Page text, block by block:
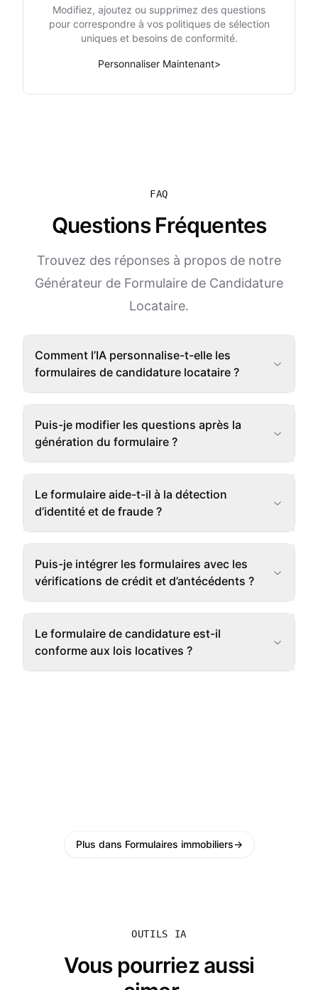
Modifiez, ajoutez ou supprimez des questions
pour correspondre à vos politiques de sélection
uniques et besoins de conformité.
Personnaliser Maintenant>
FAQ
Questions Fréquentes
Trouvez des réponses à propos de notre
Générateur de Formulaire de Candidature
Locataire.
Comment l’IA personnalise-t-elle les
formulaires de candidature locataire ?
Puis-je modifier les questions après la
génération du formulaire ?
Le formulaire aide-t-il à la détection
d’identité et de fraude ?
Puis-je intégrer les formulaires avec les
vérifications de crédit et d’antécédents ?
Le formulaire de candidature est-il
conforme aux lois locatives ?
Plus dans Formulaires immobiliers→
OUTILS IA
Vous pourriez aussi